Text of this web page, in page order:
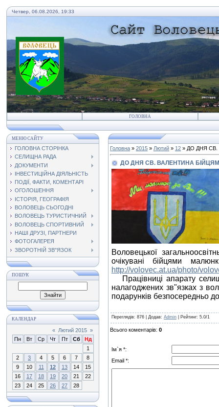
Четвер, 06.08.2026, 19:33
ГОЛОВНА
МЕНЮ САЙТУ
ГОЛОВНА СТОРІНКА
СЕЛИЩНА РАДА
ДОКУМЕНТИ
ІНВЕСТИЦІЙНА ДІЯЛЬНІСТЬ
ПОДІЇ, ФАКТИ, КОМЕНТАРІ
ОГОЛОШЕННЯ
ІСТОРІЯ, ГЕОГРАФІЯ
ВОЛОВЕЦЬ СЬОГОДНІ
ВОЛОВЕЦЬ ТУРИСТИЧНИЙ
ВОЛОВЕЦЬ СПОРТИВНИЙ
НАШІ ДРУЗІ, ПАРТНЕРИ
ФОТОГАЛЕРЕЯ
ЗВОРОТНІЙ ЗВ"ЯЗОК
ПОШУК
КАЛЕНДАР
« Лютий 2015 »
Пн
Вт Ср Чт Пт Сб
Нд
1
2
3 4 5 6 7
8
9
10 11 12 13 14
15
16
17 18 19 20 21
22
23
24 25 26 27 28
Головна » 2015 » Лютий » 12 » ДО ДНЯ
ДО ДНЯ СВ. ВАЛЕНТИНА
Воловецької
очікувані бійцями
http://volovec.at.ua/photo/
Працівниці апарату
налагоджених зв"язках з
подарунків безпосередньо
Переглядів: 876 | Додав: Admin Рейтинг: 5.0/1
Всього коментарів: 0
Ім`я *:
Email *: